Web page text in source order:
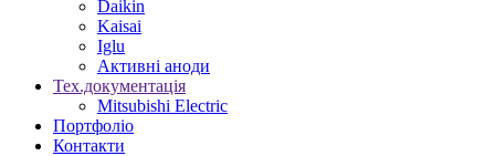
Daikin
Kaisai
Iglu
Активні аноди
Тех.документація
Mitsubishi Electric
Портфоліо
Контакти